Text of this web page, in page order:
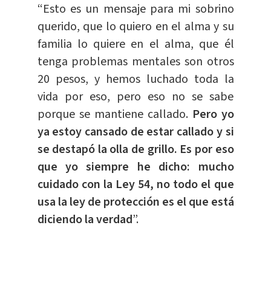
“Esto es un mensaje para mi sobrino
querido, que lo quiero en el alma y su
familia lo quiere en el alma, que él
tenga problemas mentales son otros
20 pesos, y hemos luchado toda la
vida por eso, pero eso no se sabe
porque se mantiene callado. Pero yo
ya estoy cansado de estar callado y si
se destapó la olla de grillo. Es por eso
que yo siempre he dicho: mucho
cuidado con la Ley 54, no todo el que
usa la ley de protección es el que está
diciendo la verdad”.